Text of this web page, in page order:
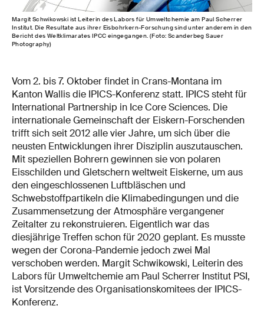
Margit Schwikowski ist Leiterin des Labors für Umweltchemie am Paul Scherrer
Institut. Die Resultate aus ihrer Eisbohrkern-Forschung sind unter anderem in den
Bericht des Weltklimarates IPCC eingegangen. (Foto: Scanderbeg Sauer
Photography)
Vom 2. bis 7. Oktober findet in Crans-Montana im
Kanton Wallis die IPICS-Konferenz statt. IPICS steht für
International Partnership in Ice Core Sciences. Die
internationale Gemeinschaft der Eiskern-Forschenden
trifft sich seit 2012 alle vier Jahre, um sich über die
neusten Entwicklungen ihrer Disziplin auszutauschen.
Mit speziellen Bohrern gewinnen sie von polaren
Eisschilden und Gletschern weltweit Eiskerne, um aus
den eingeschlossenen Luftbläschen und
Schwebstoffpartikeln die Klimabedingungen und die
Zusammensetzung der Atmosphäre vergangener
Zeitalter zu rekonstruieren. Eigentlich war das
diesjährige Treffen schon für 2020 geplant. Es musste
wegen der Corona-Pandemie jedoch zwei Mal
verschoben werden. Margit Schwikowski, Leiterin des
Labors für Umweltchemie am Paul Scherrer Institut PSI,
ist Vorsitzende des Organisationskomitees der IPICS-
Konferenz.